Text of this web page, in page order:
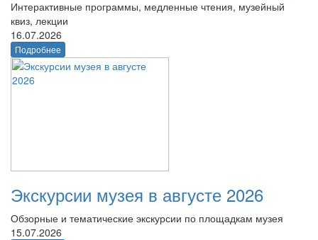
Интерактивные программы, медленные чтения, музейный
квиз, лекции
16.07.2026
Подробнее
Экскурсии музея в августе 2026
Обзорные и тематические экскурсии по площадкам музея
15.07.2026